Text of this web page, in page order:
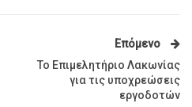
Επόμενο
Το Επιμελητήριο Λακωνίας
για τις υποχρεώσεις
εργοδοτών